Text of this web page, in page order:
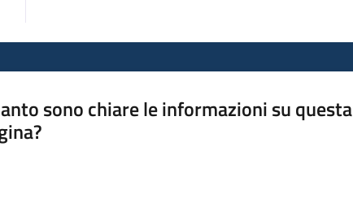
sono chiare le informazioni su questa